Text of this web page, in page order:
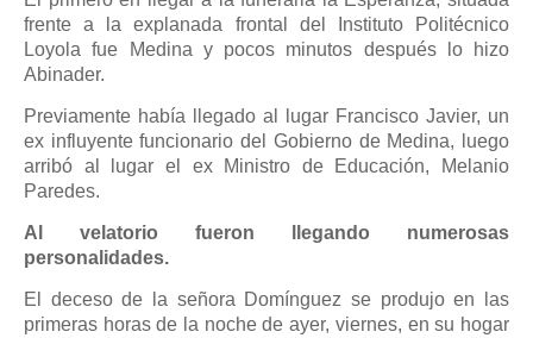
frente a la explanada frontal del Instituto Politécnico
Loyola fue Medina y pocos minutos después lo hizo
Abinader.
Previamente había llegado al lugar Francisco Javier, un
ex influyente funcionario del Gobierno de Medina, luego
arribó al lugar el ex Ministro de Educación, Melanio
Paredes.
Al velatorio fueron llegando numerosas
personalidades.
El deceso de la señora Domínguez se produjo en las
primeras horas de la noche de ayer, viernes, en su hogar